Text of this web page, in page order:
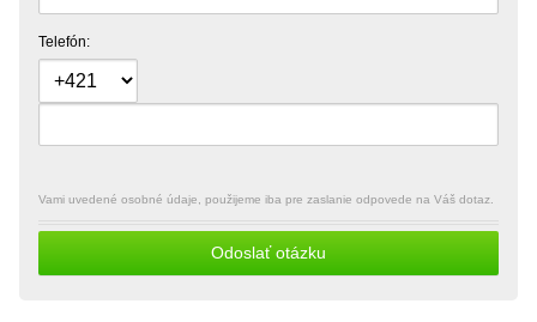
Telefón:
Vami uvedené osobné údaje, použijeme iba pre zaslanie odpovede na Váš dotaz.
Odoslať otázku